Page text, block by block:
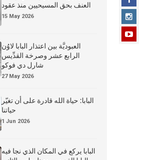
العنف بحق المسيحيين منذ عقود
15 May 2026
العبوديَّة بين اعتذار البابا لاوُن
الرابع عشر وصرخة القدِّيس
شارل دي فوكو
27 May 2026
البابا: حياة الله قادرة على أن تغيّر
حياتنا
1 Jun 2026
البابا يركع في المكان الذي نجا فيه